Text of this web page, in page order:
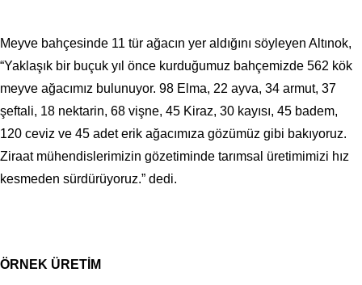
Meyve bahçesinde 11 tür ağacın yer aldığını söyleyen Altınok,
“Yaklaşık bir buçuk yıl önce kurduğumuz bahçemizde 562 kök
meyve ağacımız bulunuyor. 98 Elma, 22 ayva, 34 armut, 37
şeftali, 18 nektarin, 68 vişne, 45 Kiraz, 30 kayısı, 45 badem,
120 ceviz ve 45 adet erik ağacımıza gözümüz gibi bakıyoruz.
Ziraat mühendislerimizin gözetiminde tarımsal üretimimizi hız
kesmeden sürdürüyoruz.” dedi.
ÖRNEK ÜRETİM